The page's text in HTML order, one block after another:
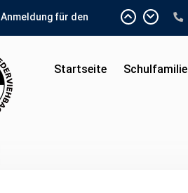
Schnuppertag 2026
Anmeldeunterlagen
Schuleinschreibung 2026
Startseite Schulfamilie